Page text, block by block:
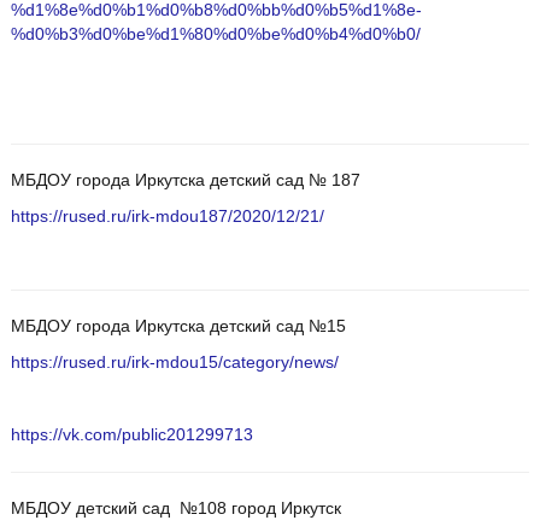
%d1%8e%d0%b1%d0%b8%d0%bb%d0%b5%d1%8e-
%d0%b3%d0%be%d1%80%d0%be%d0%b4%d0%b0/
МБДОУ города Иркутска детский сад № 187
https://rused.ru/irk-mdou187/2020/12/21/
МБДОУ города Иркутска детский сад №15
https://rused.ru/irk-mdou15/category/news/
https://vk.com/public201299713
МБДОУ детский сад №108 город Иркутск